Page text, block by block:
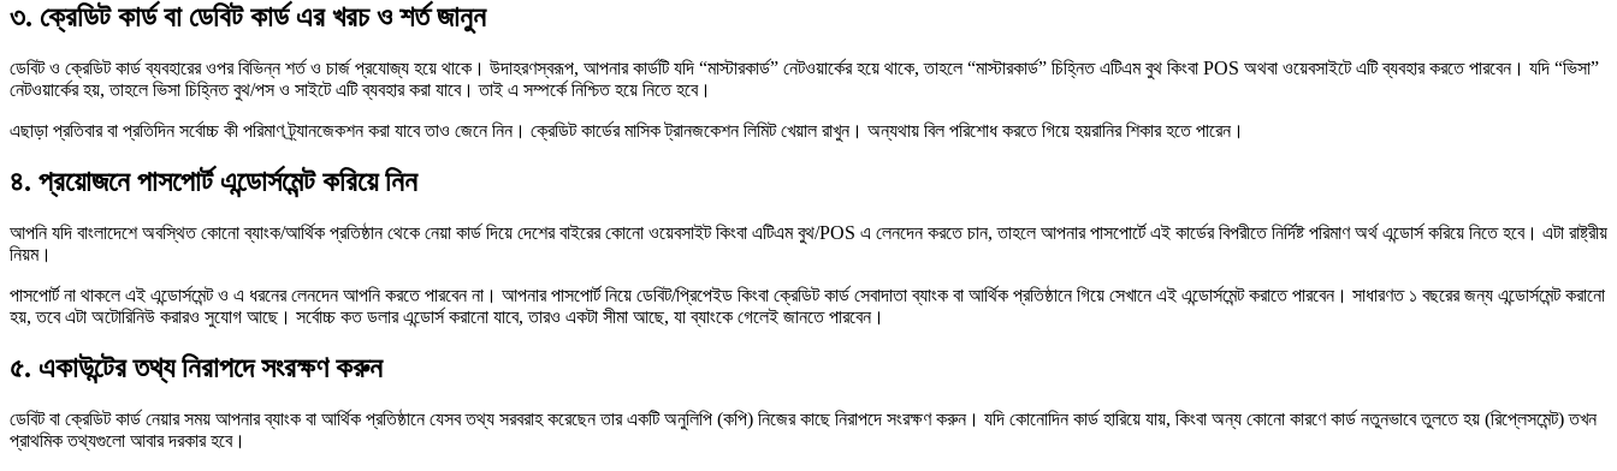
৩. ক্রেডিট কার্ড বা ডেবিট কার্ড এর খরচ ও শর্ত জানুন
ডেবিট ও ক্রেডিট কার্ড ব্যবহারের ওপর বিভিন্ন শর্ত ও চার্জ প্রযোজ্য হয়ে থাকে। উদাহরণস্বরূপ, আপনার কার্ডটি যদি “মাস্টারকার্ড” নেটওয়ার্কের হয়ে থাকে, তাহলে “মাস্টারকার্ড” চিহ্নিত এটিএম বুথ কিংবা POS অথবা ওয়েবসাইটে এটি ব্যবহার করতে পারবেন। যদি “ভিসা”
নেটওয়ার্কের হয়, তাহলে ভিসা চিহ্নিত বুথ/পস ও সাইটে এটি ব্যবহার করা যাবে। তাই এ সম্পর্কে নিশ্চিত হয়ে নিতে হবে।
এছাড়া প্রতিবার বা প্রতিদিন সর্বোচ্চ কী পরিমাণ ট্র্যানজেকশন করা যাবে তাও জেনে নিন। ক্রেডিট কার্ডের মাসিক ট্রানজকেশন লিমিট খেয়াল রাখুন। অন্যথায় বিল পরিশোধ করতে গিয়ে হয়রানির শিকার হতে পারেন।
৪. প্রয়োজনে পাসপোর্ট এন্ডোর্সমেন্ট করিয়ে নিন
আপনি যদি বাংলাদেশে অবস্থিত কোনো ব্যাংক/আর্থিক প্রতিষ্ঠান থেকে নেয়া কার্ড দিয়ে দেশের বাইরের কোনো ওয়েবসাইট কিংবা এটিএম বুথ/POS এ লেনদেন করতে চান, তাহলে আপনার পাসপোর্টে এই কার্ডের বিপরীতে নির্দিষ্ট পরিমাণ অর্থ এন্ডোর্স করিয়ে নিতে হবে। এটা রাষ্ট্রীয়
নিয়ম।
পাসপোর্ট না থাকলে এই এন্ডোর্সমেন্ট ও এ ধরনের লেনদেন আপনি করতে পারবেন না। আপনার পাসপোর্ট নিয়ে ডেবিট/প্রিপেইড কিংবা ক্রেডিট কার্ড সেবাদাতা ব্যাংক বা আর্থিক প্রতিষ্ঠানে গিয়ে সেখানে এই এন্ডোর্সমেন্ট করাতে পারবেন। সাধারণত ১ বছরের জন্য এন্ডোর্সমেন্ট করানো
হয়, তবে এটা অটোরিনিউ করারও সুযোগ আছে। সর্বোচ্চ কত ডলার এন্ডোর্স করানো যাবে, তারও একটা সীমা আছে, যা ব্যাংকে গেলেই জানতে পারবেন।
৫. একাউন্টের তথ্য নিরাপদে সংরক্ষণ করুন
ডেবিট বা ক্রেডিট কার্ড নেয়ার সময় আপনার ব্যাংক বা আর্থিক প্রতিষ্ঠানে যেসব তথ্য সরবরাহ করেছেন তার একটি অনুলিপি (কপি) নিজের কাছে নিরাপদে সংরক্ষণ করুন। যদি কোনোদিন কার্ড হারিয়ে যায়, কিংবা অন্য কোনো কারণে কার্ড নতুনভাবে তুলতে হয় (রিপ্লেসমেন্ট) তখন
প্রাথমিক তথ্যগুলো আবার দরকার হবে।